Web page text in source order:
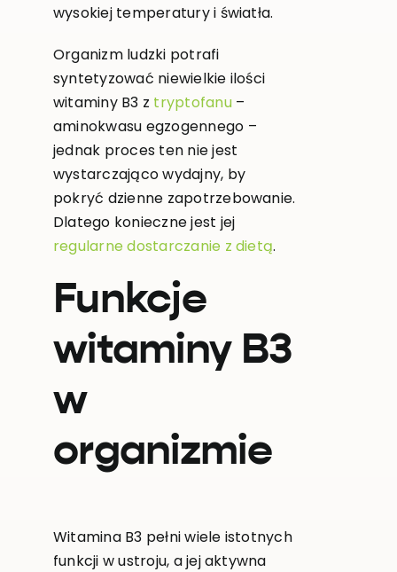
wysokiej temperatury i światła.
Organizm ludzki potrafi
syntetyzować niewielkie ilości
witaminy B3 z tryptofanu–
aminokwasu egzogennego –
jednak proces ten nie jest
wystarczająco wydajny, by
pokryć dzienne zapotrzebowanie.
Dlatego konieczne jest jej
regularne dostarczanie z dietą.
Funkcje
witaminy B3
w
organizmie
Witamina B3 pełni wiele istotnych
funkcji w ustroju, a jej aktywna